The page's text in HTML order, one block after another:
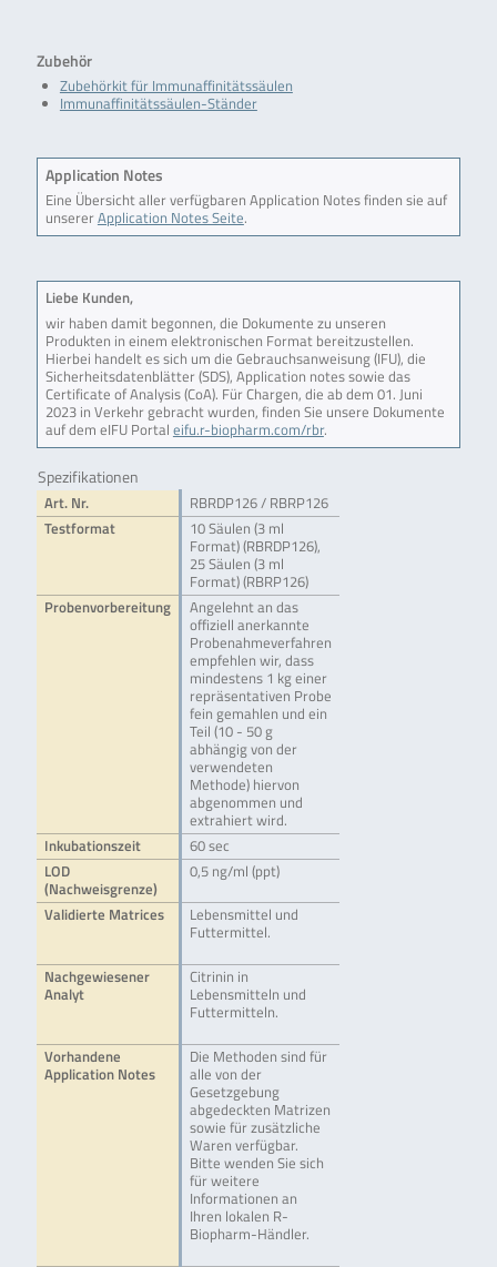
Zubehör
Zubehörkit für Immunaffinitätssäulen
Immunaffinitätssäulen-Ständer
Application Notes
Eine Übersicht aller verfügbaren Application Notes finden sie auf
unsererApplication Notes Seite.
Liebe Kunden,
wir haben damit begonnen, die Dokumente zu unseren
Produkten in einem elektronischen Format bereitzustellen.
Hierbei handelt es sich um die Gebrauchsanweisung (IFU), die
Sicherheitsdatenblätter (SDS), Application notes sowie das
Certificate of Analysis (CoA). Für Chargen, die ab dem 01. Juni
2023 in Verkehr gebracht wurden, finden Sie unsere Dokumente
auf dem eIFU Portal eifu.r-biopharm.com/rbr.
Spezifikationen
Art. Nr.
RBRDP126 / RBRP126
Testformat
10 Säulen (3 ml
Format) (RBRDP126),
25 Säulen (3 ml
Format) (RBRP126)
Probenvorbereitung
Angelehnt an das
offiziell anerkannte
Probenahmeverfahren
empfehlen wir, dass
mindestens 1 kg einer
repräsentativen Probe
fein gemahlen und ein
Teil (10 - 50 g
abhängig von der
verwendeten
Methode) hiervon
abgenommen und
extrahiert wird.
Inkubationszeit
60 sec
LOD
(Nachweisgrenze)
0,5 ng/ml (ppt)
Validierte Matrices
Lebensmittel und
Futtermittel.
Nachgewiesener
Analyt
Citrinin in
Lebensmitteln und
Futtermitteln.
Vorhandene
Application Notes
Die Methoden sind für
alle von der
Gesetzgebung
abgedeckten Matrizen
sowie für zusätzliche
Waren verfügbar.
Bitte wenden Sie sich
für weitere
Informationen an
Ihren lokalen R-
Biopharm-Händler.